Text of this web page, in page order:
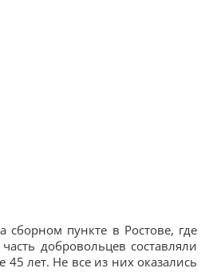
пункте в Ростове, где
добровольцев составляли
45 лет. Не все из них оказались